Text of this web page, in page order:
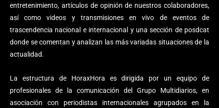
entretenimiento, artículos de opinión de nuestros colaboradores,
así como videos y transmisiones en vivo de eventos de
trascendencia nacional e internacional y una sección de posdcat
donde se comentan y analizan las más variadas situaciones de la
actualidad.
La estructura de HoraxHora es dirigida por un equipo de
profesionales de la comunicación del Grupo Multidiarios, en
asociación con periodistas internacionales agrupados en la